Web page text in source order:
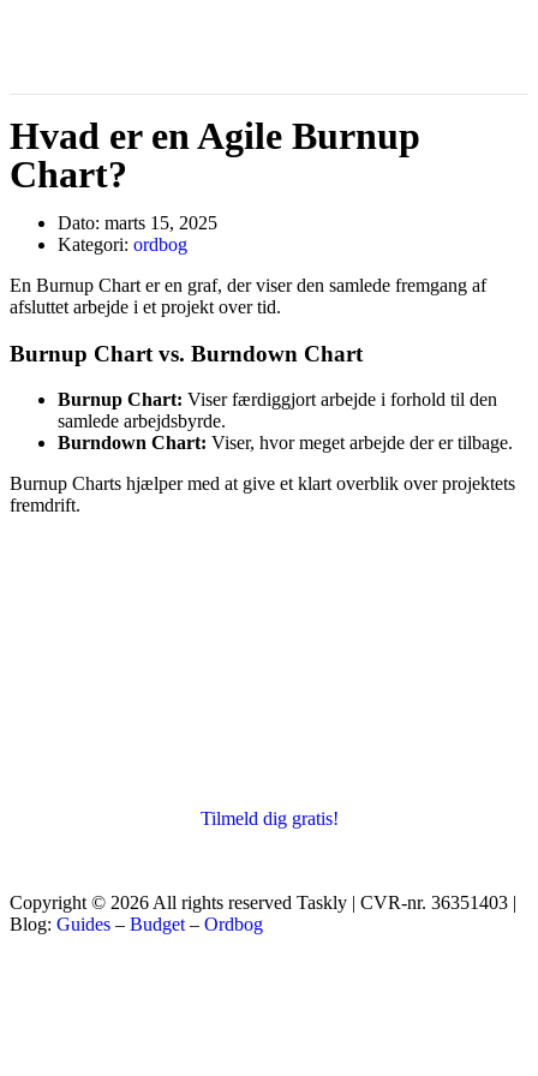
Hvad er en Agile Burnup
Chart?
Dato: marts 15, 2025
Kategori: ordbog
En Burnup Chart er en graf, der viser den samlede fremgang af
afsluttet arbejde i et projekt over tid.
Burnup Chart vs. Burndown Chart
Burnup Chart: Viser færdiggjort arbejde i forhold til den
samlede arbejdsbyrde.
Burndown Chart: Viser, hvor meget arbejde der er tilbage.
Burnup Charts hjælper med at give et klart overblik over projektets
fremdrift.
Tilmeld dig gratis!
Copyright © 2026 All rights reserved Taskly | CVR-nr. 36351403 |
Blog: Guides – Budget – Ordbog